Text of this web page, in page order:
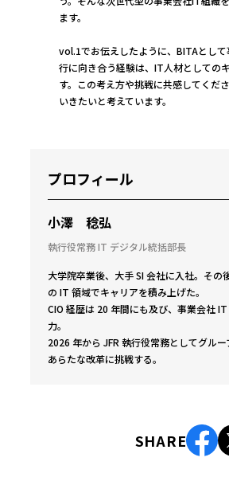
ます。
vol.1でお伝えしたように、BITAとし
行に向き合う経験は、IT人材としての
す。この考え方や挑戦に共感してくだ
いきたいと考えています。
プロフィール
小澤 稔弘
執行役常務 IT デジタル統括部長
大学院卒業後、大手 SI 会社に入社。そ
の IT 領域でキャリアを積み上げた。
CIO 経歴は 20 年間にも及び、事業会社
力。
2026 年から JFR 執行役常務としてグル
あらたな改革に挑戦する。
SHARE